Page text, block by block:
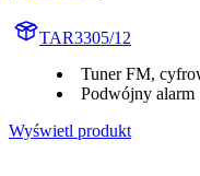
TAR3305/12
Tuner FM,
Podwójny alarm
Wyświetl produkt